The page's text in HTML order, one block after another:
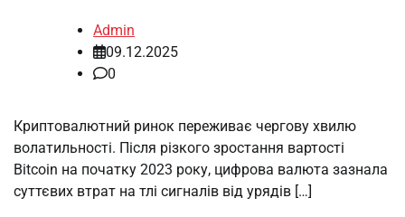
Admin
09.12.2025
0
Криптовалютний ринок переживає чергову хвилю
волатильності. Після різкого зростання вартості
Bitcoin на початку 2023 року, цифрова валюта зазнала
суттєвих втрат на тлі сигналів від урядів […]